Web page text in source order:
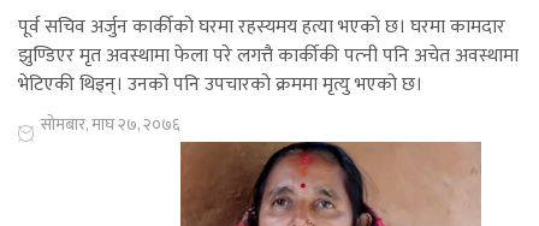
पूर्व सचिव अर्जुन कार्कीको घरमा रहस्यमय हत्या भएको छ। घरमा कामदार
झुण्डिएर मृत अवस्थामा फेला परे लगत्तै कार्कीकी पत्‍नी पनि अचेत अवस्थामा
भेटिएकी थिइन्। उनको पनि उपचारको क्रममा मृत्यु भएको छ।
सोमबार, माघ २७, २०७६